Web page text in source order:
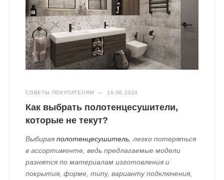
СОВЕТЫ ПОКУПАТЕЛЯМ — 16.06.2024
Как выбрать полотенцесушители,
которые не текут?
Выбираяполотенцесушитель , легко потеряться
в ассортименте, ведь предлагаемые модели
разнятся по материалам изготовления и
покрытия, форме, типу, варианту подключения,